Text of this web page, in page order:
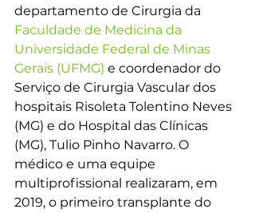
departamento de Cirurgia da
Faculdade de Medicina da
Universidade Federal de Minas
Gerais (UFMG) e coordenador do
Serviço de Cirurgia Vascular dos
hospitais Risoleta Tolentino Neves
(MG) e do Hospital das Clínicas
(MG), Tulio Pinho Navarro. O
médico e uma equipe
multiprofissional realizaram, em
2019, o primeiro transplante do